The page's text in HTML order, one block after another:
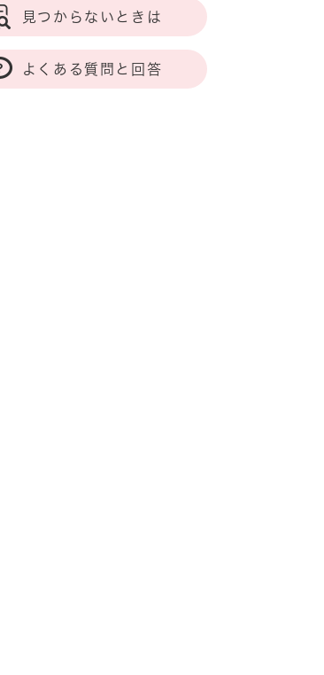
見つからないときは
よくある質問と回答